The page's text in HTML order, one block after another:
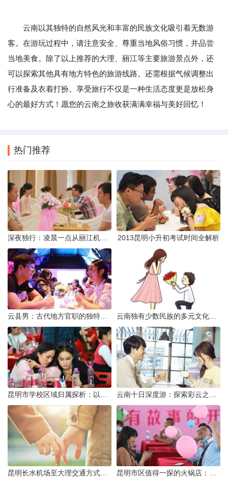
云南以其独特的自然风光和丰富的民族文化吸引着无数游
客。在游玩过程中，请注意安全、尊重当地风俗习惯，并品尝
当地美食。除了以上推荐的大理、丽江等主要旅游景点外，还
可以探索其他具有地方特色的旅游线路。还需根据气候调整出
行准备及衣着打扮。享受旅行不仅是一种生活态度更是放松身
心的最好方式！愿您的云南之旅收获满满幸福与美好回忆！
热门推荐
2013昆明小升初考试时间全解析